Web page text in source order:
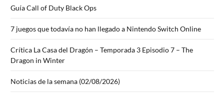
Guía Call of Duty Black Ops
7 juegos que todavía no han llegado a Nintendo Switch Online
Crítica La Casa del Dragón – Temporada 3 Episodio 7 – The
Dragon in Winter
Noticias de la semana (02/08/2026)